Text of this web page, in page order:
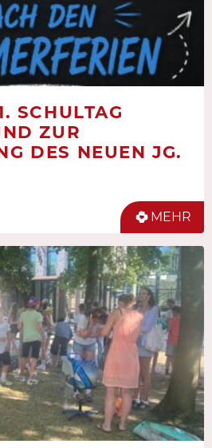
SCHULTAG
ZUR
DES NEUEN JG.
MEHR